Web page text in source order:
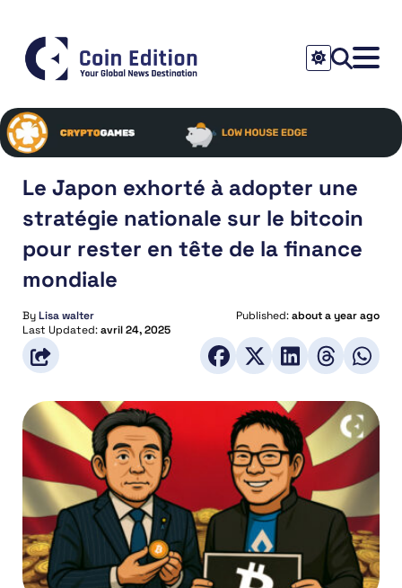
Le Japon exhorté à adopter une
stratégie nationale sur le bitcoin
pour rester en tête de la finance
mondiale
ByLisa walter Published:about a year ago
Last Updated:avril 24, 2025